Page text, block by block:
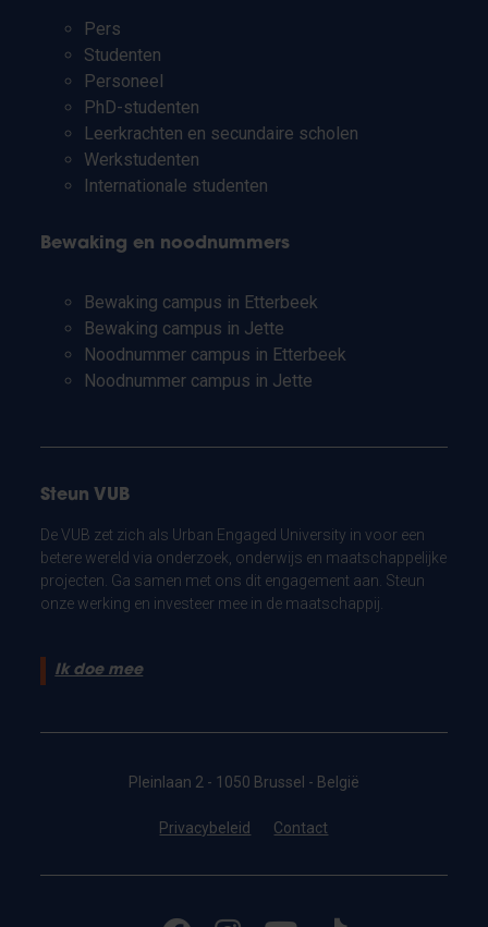
Pers
Studenten
Personeel
PhD-studenten
Leerkrachten en secundaire scholen
Werkstudenten
Internationale studenten
Bewaking en noodnummers
Bewaking campus in Etterbeek
Bewaking campus in Jette
Noodnummer campus in Etterbeek
Noodnummer campus in Jette
Steun VUB
De VUB zet zich als Urban Engaged University in voor een
betere wereld via onderzoek, onderwijs en maatschappelijke
projecten. Ga samen met ons dit engagement aan. Steun
onze werking en investeer mee in de maatschappij.
Ik doe mee
Pleinlaan 2 - 1050 Brussel - België
Privacybeleid Contact